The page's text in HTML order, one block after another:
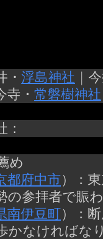
・ 浮島神社 ｜
寺・ 常磐樹神社
：
め
都府中市）：
の参拝者で賑
南伊豆町）：
かなければな